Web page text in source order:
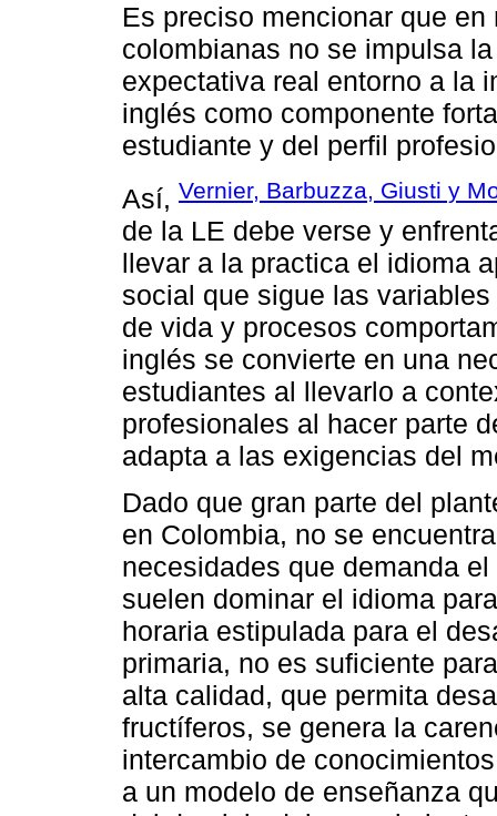
Es preciso mencionar que
colombianas no se impulsa
expectativa real entorno a la
inglés como componente
estudiante y del perfil
Así, Vernier, Barbuzza, Giusti y
de la LE debe verse y
llevar a la practica el idioma
social que sigue las
de vida y procesos
inglés se convierte en una
estudiantes al llevarlo a
profesionales al hacer parte
adapta a las exigencias del
Dado que gran parte del
en Colombia, no se
necesidades que demanda
suelen dominar el idioma
horaria estipulada para el
primaria, no es suficiente
alta calidad, que permita
fructíferos, se genera la
intercambio de
a un modelo de enseñanza